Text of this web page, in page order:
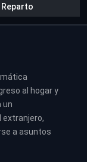
Reparto
al hogar y
un
extranjero,
a asuntos